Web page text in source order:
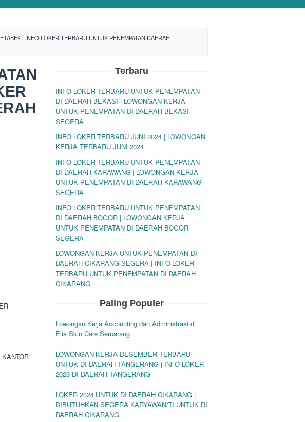
| INFO LOKER TERBARU UNTUK PENEMPATAN DAERAH
Terbaru
INFO LOKER TERBARU UNTUK PENEMPATAN
DI DAERAH BEKASI | LOWONGAN KERJA
UNTUK PENEMPATAN DI DAERAH BEKASI
SEGERA
INFO LOKER TERBARU JUNI 2024 | LOWONGAN
KERJA TERBARU JUNI 2024
INFO LOKER TERBARU UNTUK PENEMPATAN
DI DAERAH KARAWANG | LOWONGAN KERJA
UNTUK PENEMPATAN DI DAERAH KARAWANG
SEGERA
INFO LOKER TERBARU UNTUK PENEMPATAN
DI DAERAH BOGOR | LOWONGAN KERJA
UNTUK PENEMPATAN DI DAERAH BOGOR
SEGERA
LOWONGAN KERJA UNTUK PENEMPATAN DI
DAERAH CIKARANG SEGERA | INFO LOKER
TERBARU UNTUK PENEMPATAN DI DAERAH
CIKARANG
Paling Populer
Lowongan Kerja Accounting dan Administrasi di
Elia Skin Care Semarang
LOWONGAN KERJA DESEMBER TERBARU
UNTUK DI DAERAH TANGERANG | INFO LOKER
2023 DI DAERAH TANGERANG
LOKER 2024 UNTUK DI DAERAH CIKARANG |
DIBUTUHKAN SEGERA KARYAWAN/TI UNTUK DI
DAERAH CIKARANG